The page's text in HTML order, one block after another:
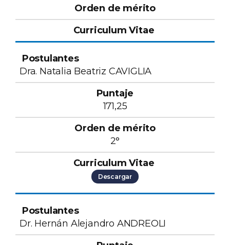
Dra. Natalia Beatriz CAVIGLIA
171,25
2°
Descargar
Dr. Hernán Alejandro ANDREOLI